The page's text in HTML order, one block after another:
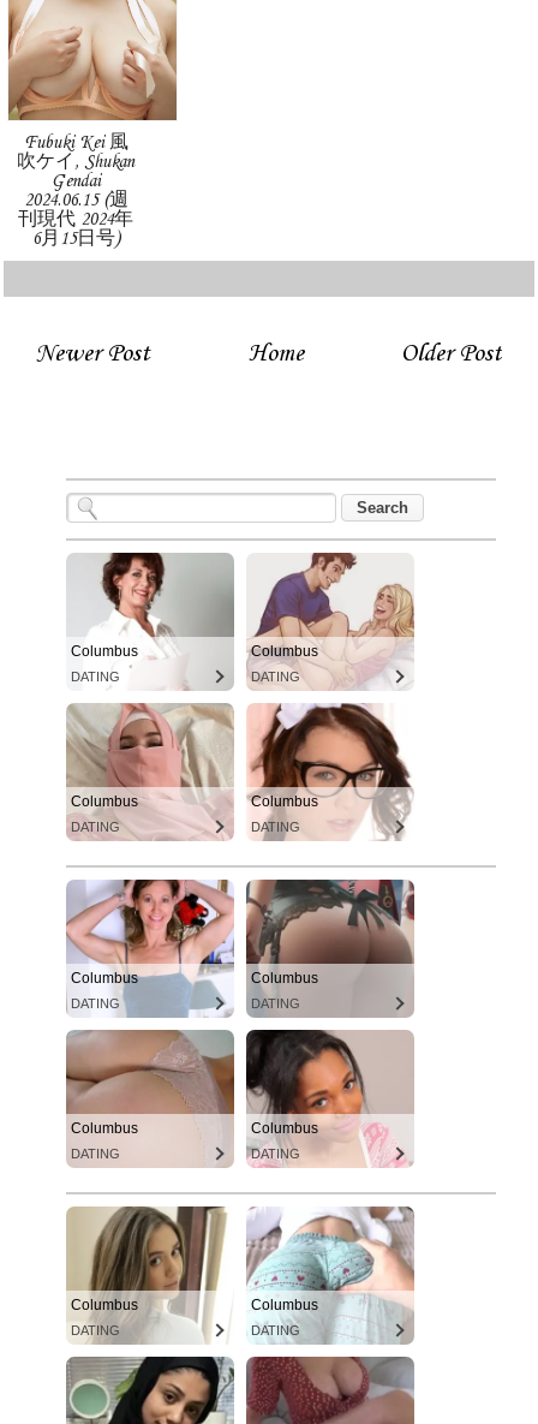
Fubuki Kei 風
吹ケイ, Shukan
Gendai
2024.06.15 (週
刊現代 2024年
6月15日号)
Newer Post Older Post
Home
Columbus
DATING
Columbus
DATING
Columbus
DATING
Columbus
DATING
Columbus
DATING
Columbus
DATING
Columbus
DATING
Columbus
DATING
Columbus
DATING
Columbus
DATING